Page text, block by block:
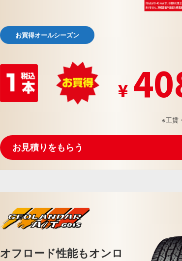
お買得オールシーズン
※工賃
お見積りをもらう
オフロード性能もオンロ